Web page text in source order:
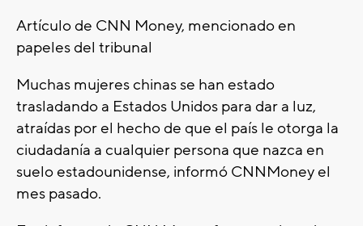
Artículo de CNN Money, mencionado en
papeles del tribunal
Muchas mujeres chinas se han estado
trasladando a Estados Unidos para dar a luz,
atraídas por el hecho de que el país le otorga la
ciudadanía a cualquier persona que nazca en
suelo estadounidense, informó CNNMoney el
mes pasado.